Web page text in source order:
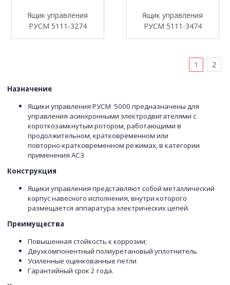
Ящик управления
РУСМ 5111-3274
Ящик управления
РУСМ 5111-3474
1 2
Назначение
Ящики управления РУСМ 5000 предназначены для
управления асинхронными электродвигателями с
короткозамкнутым ротором, работающими в
продолжительном, кратковременном или
повторно-кратковременном режимах, в категории
применения АС3
Конструкция
Ящики управления представляют собой металлический
корпус навесного исполнения, внутри которого
размещается аппаратура электрических цепей.
Преимущества
Повышенная стойкость к коррозии;
Двухкомпонентный полиуретановый уплотнитель
Усиленные оцинкованные петли
Гарантийный срок 2 года.